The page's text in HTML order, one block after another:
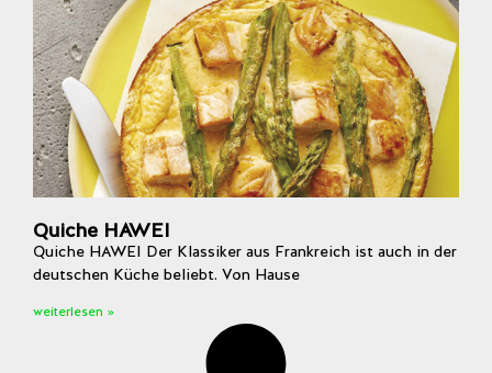
Quiche HAWEI
Quiche HAWEI Der Klassiker aus Frankreich ist auch in der
deutschen Küche beliebt. Von Hause
weiterlesen »